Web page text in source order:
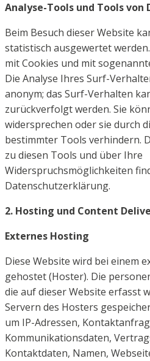
Analyse-Tools und Tools
Beim Besuch dieser Website
statistisch ausgewertet
mit Cookies und mit
Die Analyse Ihres Surf-
anonym; das Surf-Verhalten
zurückverfolgt werden. Sie
widersprechen oder sie durch
bestimmter Tools verhindern.
zu diesen Tools und über Ihre
Widerspruchsmöglichkeiten
Datenschutzerklärung.
2. Hosting und Content
Externes Hosting
Diese Website wird bei einem
gehostet (Hoster). Die
die auf dieser Website erfasst
Servern des Hosters
um IP-Adressen,
Kommunikationsdaten,
Kontaktdaten, Namen,